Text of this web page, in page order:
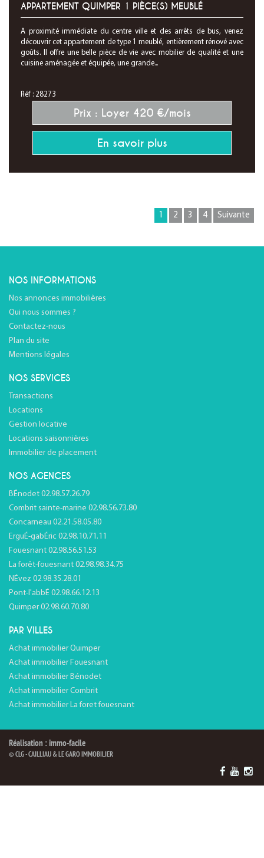
APPARTEMENT QUIMPER 1 PIÈCE(S) MEUBLÉ
A proximité immédiate du centre ville et des arrêts de bus, venez
découvrir cet appartement de type 1 meublé, entièrement rénové avec
goûts. Il offre une belle pièce de vie avec mobilier de qualité et une
cuisine aménagée et équipée, une grande...
Réf : 28273
Prix : Loyer 420 €/mois
En savoir plus
1 2 3 4 Suivante
NOS INFORMATIONS
Nos annonces immobilières
Qui nous sommes ?
Contactez-nous
Plan du site
Mentions légales
NOS SERVICES
Transactions
Locations
Gestion locative
Locations saisonnières
Immobilier de placement
NOS AGENCES
BÉnodet 02.98.57.26.79
Combrit sainte-marine 02.98.56.73.80
Concarneau 02.21.58.05.80
ErguÉ-gabÉric 02.98.10.71.11
Fouesnant 02.98.56.51.53
La forêt-fouesnant 02.98.98.34.75
NÉvez 02.98.35.28.01
Pont-l'abbÉ 02.98.66.12.13
Quimper 02.98.60.70.80
PAR VILLES
Achat immobilier Quimper
Achat immobilier Fouesnant
Achat immobilier Bénodet
Achat immobilier Combrit
Achat immobilier La foret fouesnant
Réalisation : immo-facile
© CLG - CAILLIAU & LE GARO IMMOBILIER